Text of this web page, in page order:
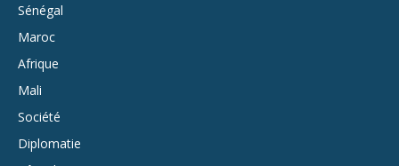
Sénégal
Maroc
Afrique
Mali
Société
Diplomatie